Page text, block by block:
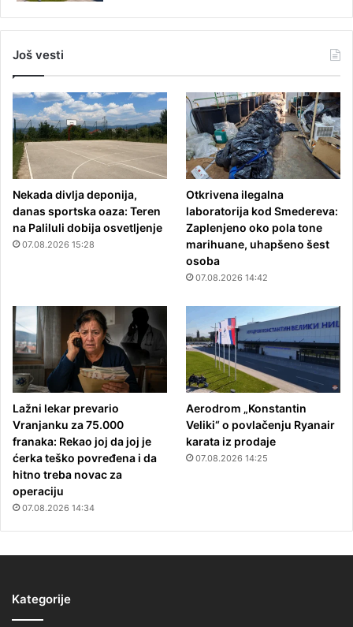
Još vesti
Nekada divlja deponija,
danas sportska oaza: Teren
na Paliluli dobija osvetljenje
07.08.2026 15:28
Otkrivena ilegalna
laboratorija kod Smedereva:
Zaplenjeno oko pola tone
marihuane, uhapšeno šest
osoba
07.08.2026 14:42
Lažni lekar prevario
Vranjanku za 75.000
franaka: Rekao joj da joj je
ćerka teško povređena i da
hitno treba novac za
operaciju
07.08.2026 14:34
Aerodrom „Konstantin
Veliki“ o povlačenju Ryanair
karata iz prodaje
07.08.2026 14:25
Kategorije